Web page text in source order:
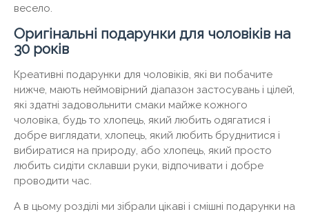
весело.
Оригінальні подарунки для чоловіків на
30 років
Креативні подарунки для чоловіків, які ви побачите
нижче, мають неймовірний діапазон застосувань і цілей,
які здатні задовольнити смаки майже кожного
чоловіка, будь то хлопець, який любить одягатися і
добре виглядати, хлопець, який любить бруднитися і
вибиратися на природу, або хлопець, який просто
любить сидіти склавши руки, відпочивати і добре
проводити час.
А в цьому розділі ми зібрали цікаві і смішні подарунки на